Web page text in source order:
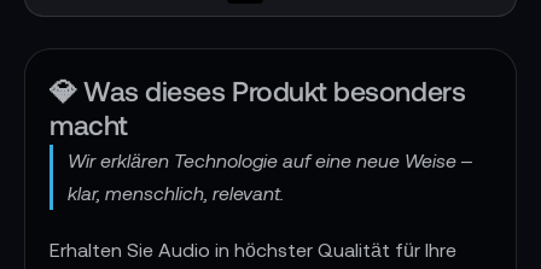
💎 Was dieses Produkt besonders
macht
Wir erklären Technologie auf eine neue Weise –
klar, menschlich, relevant.
Erhalten Sie Audio in höchster Qualität für Ihre